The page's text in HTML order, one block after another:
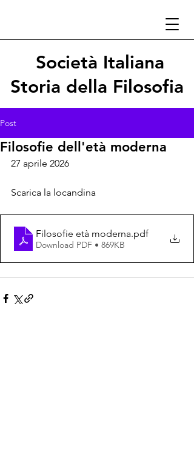
Società Italiana
Storia della Filosofia
Post
Filosofie dell'età moderna
27 aprile 2026
Scarica la locandina
Filosofie età moderna.pdf
Download PDF • 869KB